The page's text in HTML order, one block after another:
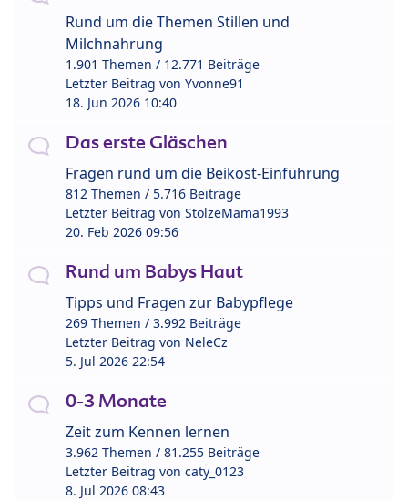
Rund um die Themen Stillen und
Milchnahrung
1.901 Themen / 12.771 Beiträge
Letzter Beitrag von Yvonne91
18. Jun 2026 10:40
Das erste Gläschen
Fragen rund um die Beikost-Einführung
812 Themen / 5.716 Beiträge
Letzter Beitrag von StolzeMama1993
20. Feb 2026 09:56
Rund um Babys Haut
Tipps und Fragen zur Babypflege
269 Themen / 3.992 Beiträge
Letzter Beitrag von NeleCz
5. Jul 2026 22:54
0-3 Monate
Zeit zum Kennen lernen
3.962 Themen / 81.255 Beiträge
Letzter Beitrag von caty_0123
8. Jul 2026 08:43